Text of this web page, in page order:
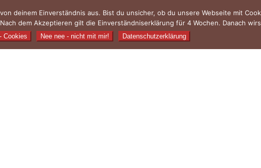
deinem Einverständnis aus. Bist du unsicher, ob du unsere Webseite mit
dem Akzeptieren gilt die Einverständniserklärung für 4 Wochen. Danach
Cookies Nee nee - nicht mit mir! Datenschutzerklärung